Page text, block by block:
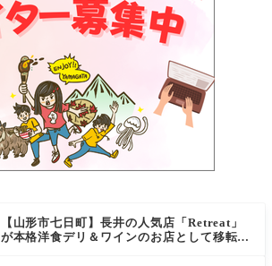
【山形市七日町】長井の人気店「Retreat」
が本格洋食デリ＆ワインのお店として移転オ